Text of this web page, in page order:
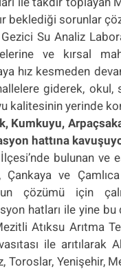
beklediği sorunlar
Su Analiz
ve kırsal
hız kesmeden
giderek, okul,
kalitesinin yerinde
Kumkuyu,
hattına
bulunan ve
Çankaya ve
çözümü için
hatları ile yine
Atıksu Arıtma
ile arıtılarak
Toroslar, Yenişehir,